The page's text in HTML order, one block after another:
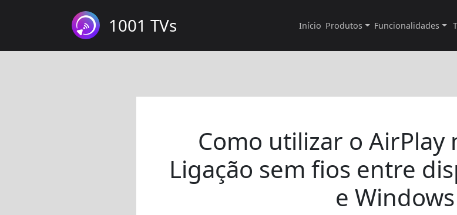
1001 TVs Início Produtos Funcionalidades
Como utilizar o AirPlay
Ligação sem fios entre
e Windows